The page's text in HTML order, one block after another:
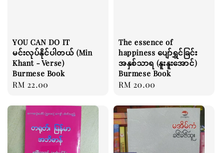
YOU CAN DO IT
မင်းလုပ်နိုင်ပါတယ် (Min
Khant - Verse)
Burmese Book
Regular
RM 22.00
The essence of
happiness ပျော်ရွှင်ခြင်း
အနှစ်သာရ (နူးနူးအောင်)
Burmese Book
Regular
RM 20.00